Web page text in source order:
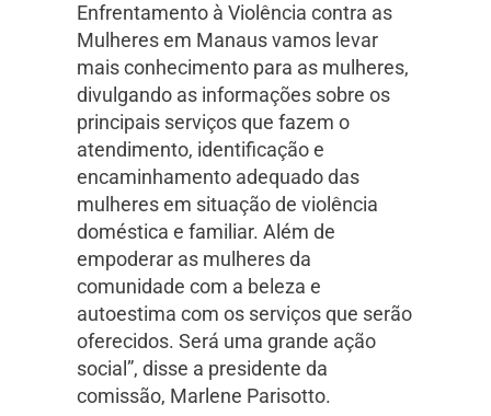
Enfrentamento à Violência contra as
Mulheres em Manaus vamos levar
mais conhecimento para as mulheres,
divulgando as informações sobre os
principais serviços que fazem o
atendimento, identificação e
encaminhamento adequado das
mulheres em situação de violência
doméstica e familiar. Além de
empoderar as mulheres da
comunidade com a beleza e
autoestima com os serviços que serão
oferecidos. Será uma grande ação
social”, disse a presidente da
comissão, Marlene Parisotto.